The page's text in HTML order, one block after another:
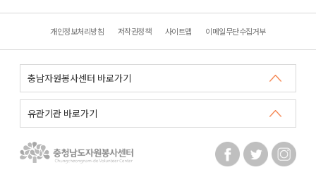
개인정보처리방침 저작권정책 사이트맵 이메일무단수집거부